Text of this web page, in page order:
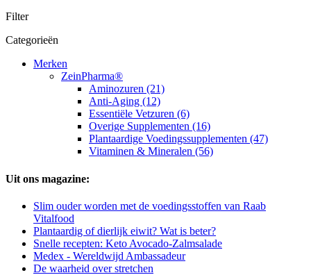
Filter
Categorieën
Merken
ZeinPharma®
Aminozuren (21)
Anti-Aging (12)
Essentiële Vetzuren (6)
Overige Supplementen (16)
Plantaardige Voedingssupplementen (47)
Vitaminen & Mineralen (56)
Uit ons magazine:
Slim ouder worden met de voedingsstoffen van Raab
Vitalfood
Plantaardig of dierlijk eiwit? Wat is beter?
Snelle recepten: Keto Avocado-Zalmsalade
Medex - Wereldwijd Ambassadeur
De waarheid over stretchen